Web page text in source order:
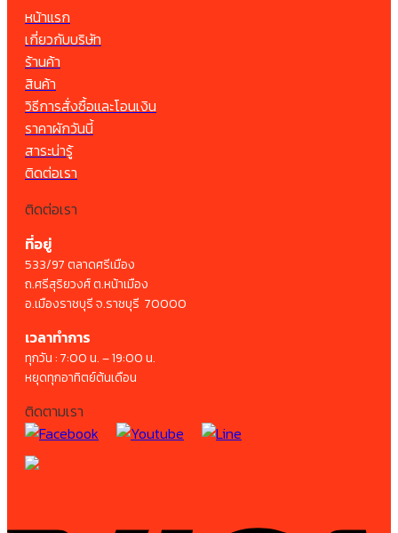
หน้าแรก
เกี่ยวกับบริษัท
ร้านค้า
สินค้า
วิธีการสั่งซื้อและโอนเงิน
ราคาผักวันนี้
สาระน่ารู้
ติดต่อเรา
ติดต่อเรา
ที่อยู่
533/97 ตลาดศรีเมือง
ถ.ศรีสุริยวงศ์ ต.หน้าเมือง
อ.เมืองราชบุรี จ.ราชบุรี 70000
เวลาทำการ
ทุกวัน : 7:00 น. – 19:00 น.
หยุดทุกอาทิตย์ต้นเดือน
ติดตามเรา